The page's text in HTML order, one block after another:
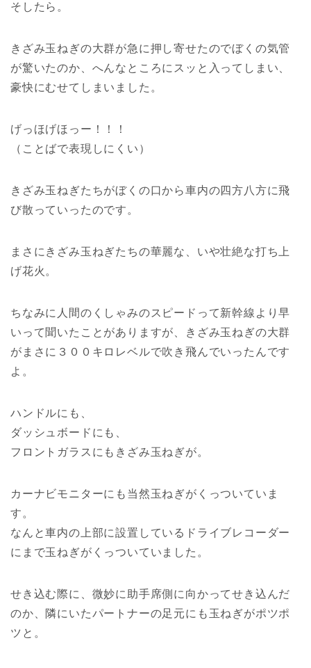
そしたら。
きざみ玉ねぎの大群が急に押し寄せたのでぼくの気管
が驚いたのか、へんなところにスッと入ってしまい、
豪快にむせてしまいました。
げっほげほっー！！！
（ことばで表現しにくい）
きざみ玉ねぎたちがぼくの口から車内の四方八方に飛
び散っていったのです。
まさにきざみ玉ねぎたちの華麗な、いや壮絶な打ち上
げ花火。
ちなみに人間のくしゃみのスピードって新幹線より早
いって聞いたことがありますが、きざみ玉ねぎの大群
がまさに３００キロレベルで吹き飛んでいったんです
よ。
ハンドルにも、
ダッシュボードにも、
フロントガラスにもきざみ玉ねぎが。
カーナビモニターにも当然玉ねぎがくっついていま
す。
なんと車内の上部に設置しているドライブレコーダー
にまで玉ねぎがくっついていました。
せき込む際に、微妙に助手席側に向かってせき込んだ
のか、隣にいたパートナーの足元にも玉ねぎがポツポ
ツと。